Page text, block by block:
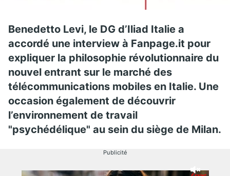
Benedetto Levi, le DG d’Iliad Italie a
accordé une interview à Fanpage.it pour
expliquer la philosophie révolutionnaire du
nouvel entrant sur le marché des
télécommunications mobiles en Italie. Une
occasion également de découvrir
l’environnement de travail
"psychédélique" au sein du siège de Milan.
Publicité